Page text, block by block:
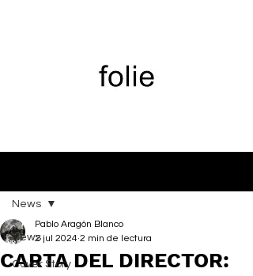
News
Cover Story
News
CARTA DEL DIRECTOR:
Pablo Aragón Blanco
2 jul 2024 2 min de lectura